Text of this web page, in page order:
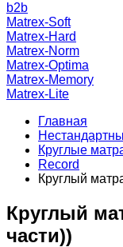
b2b
Matrex-Soft
Matrex-Hard
Matrex-Norm
Matrex-Optima
Matrex-Memory
Matrex-Lite
Главная
Круглые
Record
Круглый
Круглый
части))